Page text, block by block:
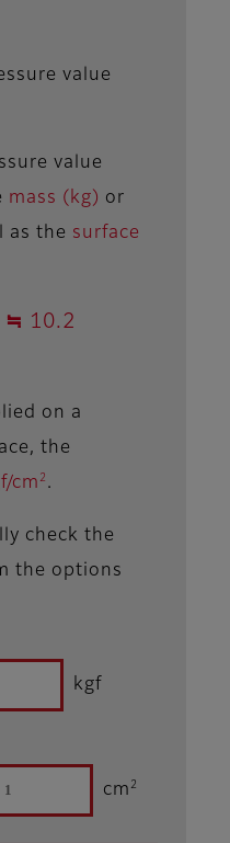
value
value
mass (kg) or
as the surface
≒ 10.2
on a
the
cm 2 .
check the
the options
kgf
cm 2